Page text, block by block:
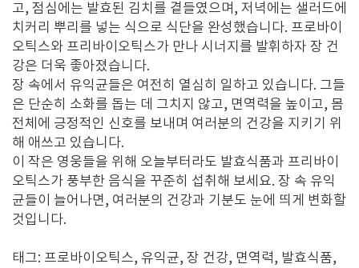
고, 점심에는 발효된 김치를 곁들였으며, 저녁에는 샐러드에
치커리 뿌리를 넣는 식으로 식단을 완성했습니다. 프로바이
오틱스와 프리바이오틱스가 만나 시너지를 발휘하자 장 건
강은 더욱 좋아졌습니다.
장 속에서 유익균들은 여전히 열심히 일하고 있습니다. 그들
은 단순히 소화를 돕는 데 그치지 않고, 면역력을 높이고, 몸
전체에 긍정적인 신호를 보내며 여러분의 건강을 지키기 위
해 애쓰고 있습니다.
이 작은 영웅들을 위해 오늘부터라도 발효식품과 프리바이
오틱스가 풍부한 음식을 꾸준히 섭취해 보세요. 장 속 유익
균들이 늘어나면, 여러분의 건강과 기분도 눈에 띄게 변화할
것입니다.
태그: 프로바이오틱스, 유익균, 장 건강, 면역력, 발효식품,